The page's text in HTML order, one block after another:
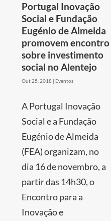
Portugal Inovação
Social e Fundação
Eugénio de Almeida
promovem encontro
sobre investimento
social no Alentejo
Out 25, 2018 | Eventos
A Portugal Inovação
Social e a Fundação
Eugénio de Almeida
(FEA) organizam, no
dia 16 de novembro, a
partir das 14h30, o
Encontro para a
Inovação e